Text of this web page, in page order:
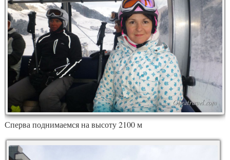
Сперва поднимаемся на высоту 2100 м